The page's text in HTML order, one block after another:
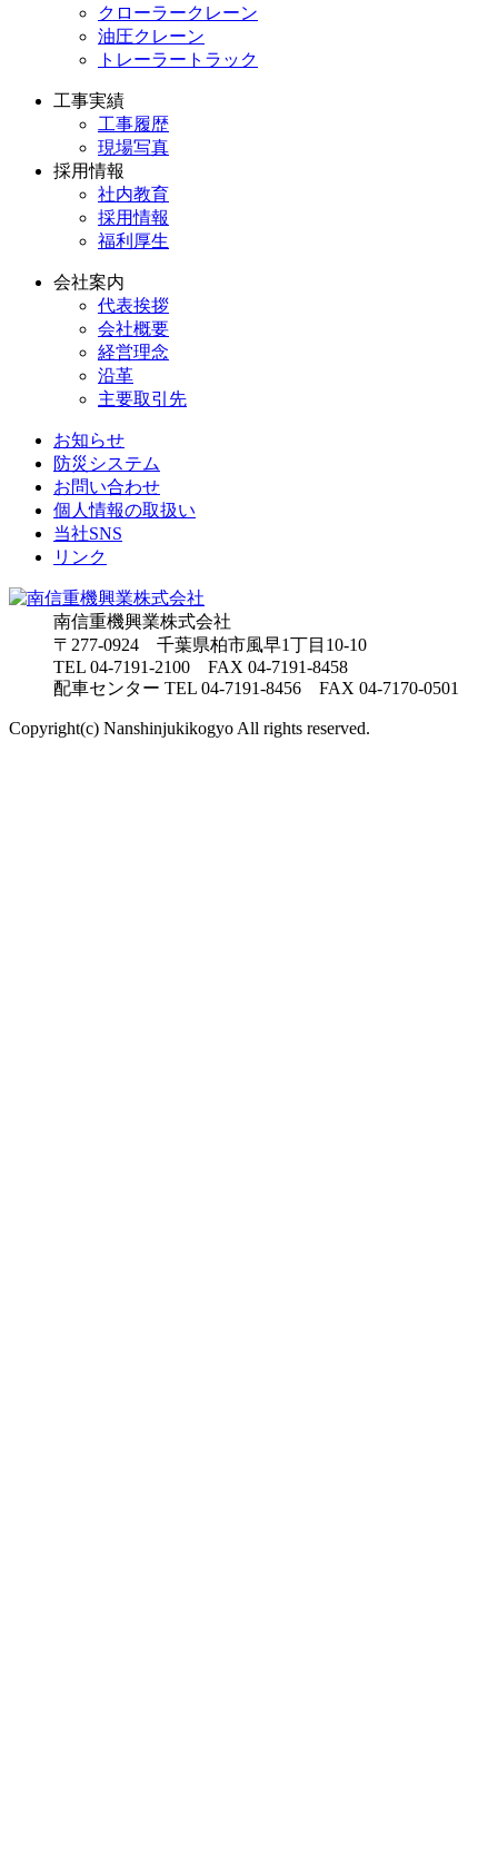
クローラークレーン
油圧クレーン
トレーラートラック
工事実績
工事履歴
現場写真
採用情報
社内教育
採用情報
福利厚生
会社案内
代表挨拶
会社概要
経営理念
沿革
主要取引先
お知らせ
防災システム
お問い合わせ
個人情報の取扱い
当社SNS
リンク
南信重機興業株式会社
〒277-0924 千葉県柏市風早1丁目10-10
TEL 04-7191-2100 FAX 04-7191-8458
配車センター TEL 04-7191-8456 FAX 04-7170-0501
Copyright(c) Nanshinjukikogyo All rights reserved.